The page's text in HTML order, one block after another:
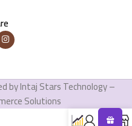
by Intaj Stars Technology –
Solutions.